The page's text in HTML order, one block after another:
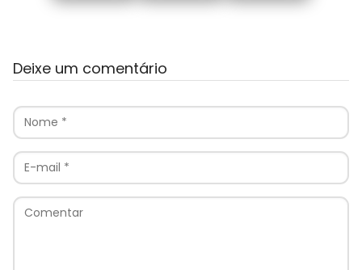
Deixe um comentário